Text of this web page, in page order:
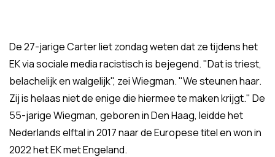
De 27-jarige Carter liet zondag weten dat ze tijdens het
EK via sociale media racistisch is bejegend. "Dat is triest,
belachelijk en walgelijk", zei Wiegman. "We steunen haar.
Zij is helaas niet de enige die hiermee te maken krijgt." De
55-jarige Wiegman, geboren in Den Haag, leidde het
Nederlands elftal in 2017 naar de Europese titel en won in
2022 het EK met Engeland.